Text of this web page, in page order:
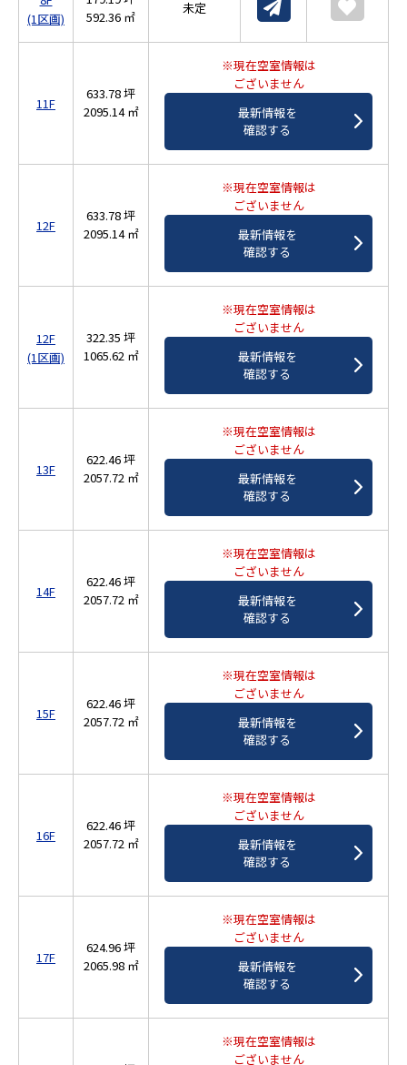
(1区画)
592.36 ㎡
未定
11F
633.78 坪
2095.14 ㎡
※現在空室情報は
ございません
最新情報を
確認する
12F
633.78 坪
2095.14 ㎡
※現在空室情報は
ございません
最新情報を
確認する
12F
(1区画)
322.35 坪
1065.62 ㎡
※現在空室情報は
ございません
最新情報を
確認する
13F
622.46 坪
2057.72 ㎡
※現在空室情報は
ございません
最新情報を
確認する
14F
622.46 坪
2057.72 ㎡
※現在空室情報は
ございません
最新情報を
確認する
15F
622.46 坪
2057.72 ㎡
※現在空室情報は
ございません
最新情報を
確認する
16F
622.46 坪
2057.72 ㎡
※現在空室情報は
ございません
最新情報を
確認する
17F
624.96 坪
2065.98 ㎡
※現在空室情報は
ございません
最新情報を
確認する
※現在空室情報は
ございません